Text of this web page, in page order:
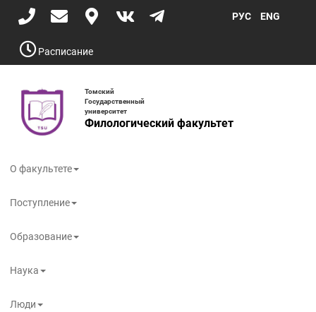
Перейти
содержаниюРасписание
РУС ENG
Томский
Государственный
университет
Филологический факультет
О факультете
Поступление
Образование
Наука
Люди